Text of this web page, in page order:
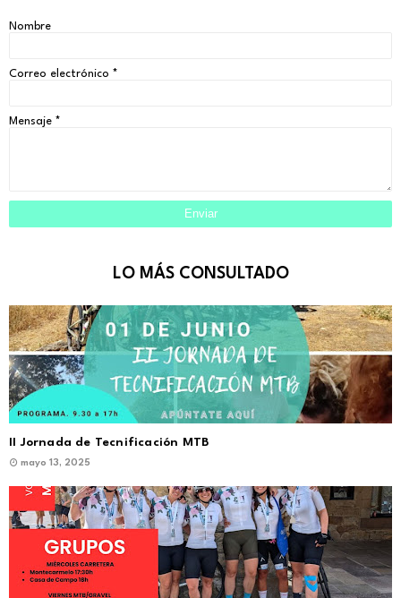
Nombre
Correo electrónico *
Mensaje *
LO MÁS CONSULTADO
II Jornada de Tecnificación MTB
mayo 13, 2025